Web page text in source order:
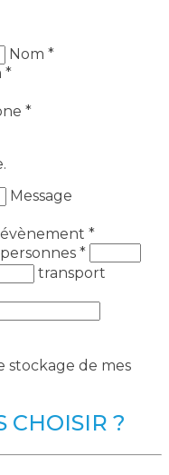
Nom *
*
*
Message
*
*
transport
stockage de mes
CHOISIR ?